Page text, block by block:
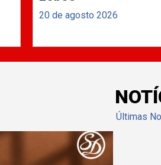
20 de agosto 2026
Últimas